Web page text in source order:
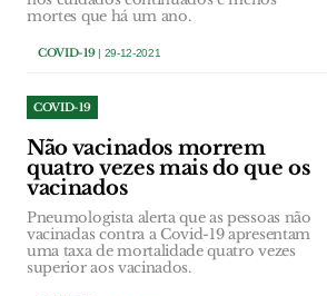
mortes que há um ano.
COVID-19| 29-12-2021
COVID-19
Não vacinados morrem
quatro vezes mais do que os
vacinados
Pneumologista alerta que as pessoas não
vacinadas contra a Covid-19 apresentam
uma taxa de mortalidade quatro vezes
superior aos vacinados.